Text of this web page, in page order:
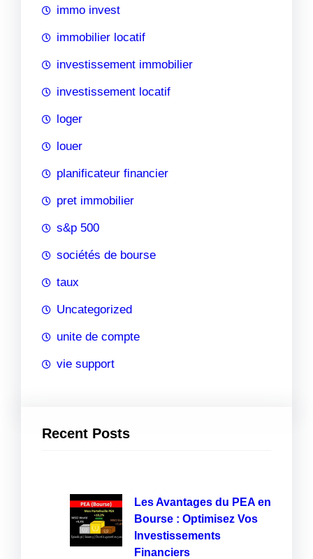
immo invest
immobilier locatif
investissement immobilier
investissement locatif
loger
louer
planificateur financier
pret immobilier
s&p 500
sociétés de bourse
taux
Uncategorized
unite de compte
vie support
Recent Posts
Les Avantages du PEA en
Bourse : Optimisez Vos
Investissements
Financiers